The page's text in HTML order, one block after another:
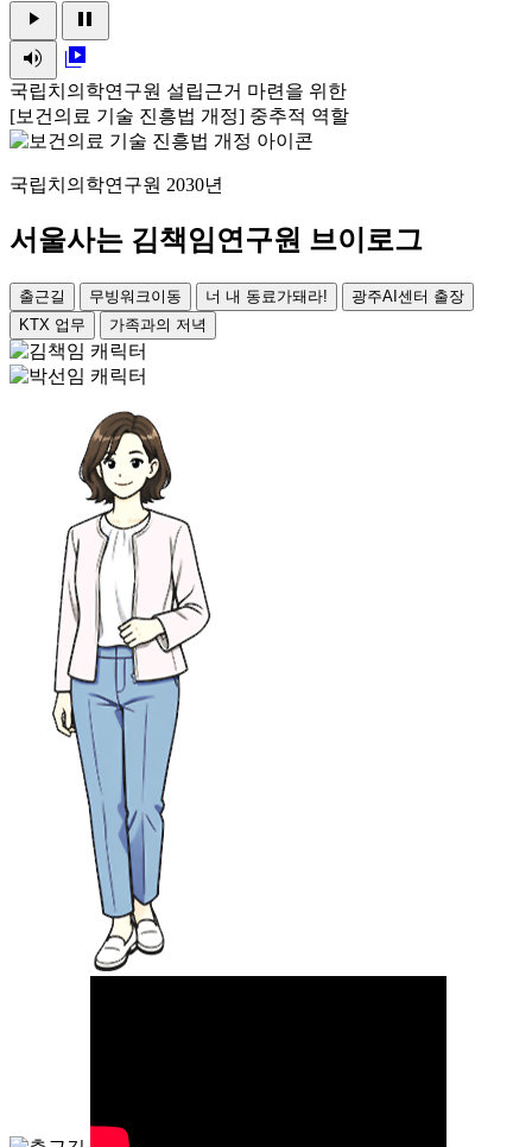
play_arrow
pause
volume_up
video_library
국립치의학연구원 설립근거 마련을 위한
[보건의료 기술 진흥법 개정] 중추적 역할
국립치의학연구원 2030년
서울사는 김책임연구원 브이로그
출근길 무빙워크이동 너 내 동료가돼라!
광주AI센터 출장
KTX 업무
가족과의 저녁